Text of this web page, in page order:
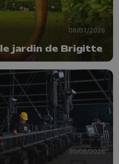
08/07/2026
le jardin de Brigitte
30/06/2026